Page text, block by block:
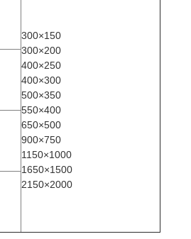
300×150
300×200
400×250
400×300
500×350
550×400
650×500
900×750
1150×1000
1650×1500
2150×2000